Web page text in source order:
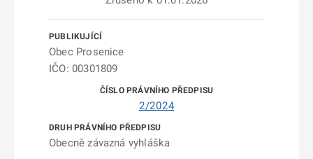
Obec Prosenice
IČO: 00301809
2/2024
Obecně závazná vyhláška